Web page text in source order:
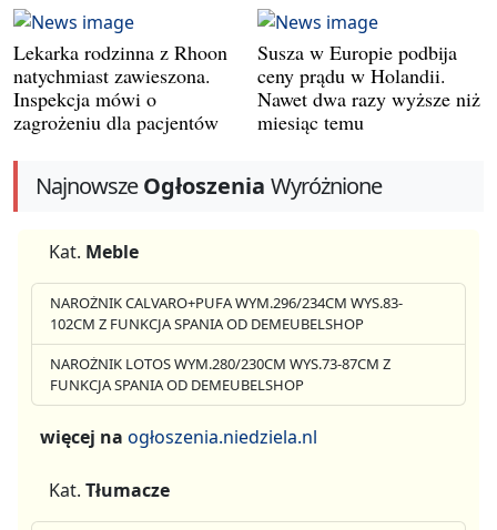
Lekarka rodzinna z Rhoon
natychmiast zawieszona.
Inspekcja mówi o
zagrożeniu dla pacjentów
Susza w Europie podbija
ceny prądu w Holandii.
Nawet dwa razy wyższe niż
miesiąc temu
NajnowszeOgłoszenia Wyróżnione
Kat. Meble
NAROŻNIK CALVARO+PUFA WYM.296/234CM WYS.83-
102CM Z FUNKCJA SPANIA OD DEMEUBELSHOP
NAROŻNIK LOTOS WYM.280/230CM WYS.73-87CM Z
FUNKCJA SPANIA OD DEMEUBELSHOP
więcej na ogłoszenia.niedziela.nl
Kat. Tłumacze